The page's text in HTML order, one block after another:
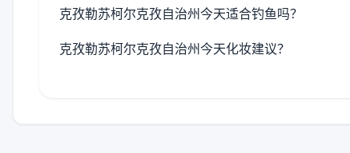
克孜勒苏柯尔克孜自治州今天适合钓鱼吗？
克孜勒苏柯尔克孜自治州今天化妆建议？